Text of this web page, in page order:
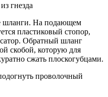
гнезда
шланги. На подающем
пластиковый стопор,
Обратный шланг
скобой, которую для
сжать плоскогубцами.
проволочный